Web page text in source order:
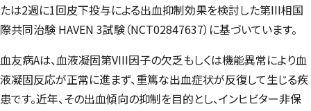
たは2週に1回皮下投与による出血抑制効果を検討した第III相国
際共同治験 HAVEN 3試験（NCT02847637）に基づいています。
血友病Aは、血液凝固第VIII因子の欠乏もしくは機能異常により血
液凝固反応が正常に進まず、重篤な出血症状が反復して生じる疾
患です。近年、その出血傾向の抑制を目的とし、インヒビター非保